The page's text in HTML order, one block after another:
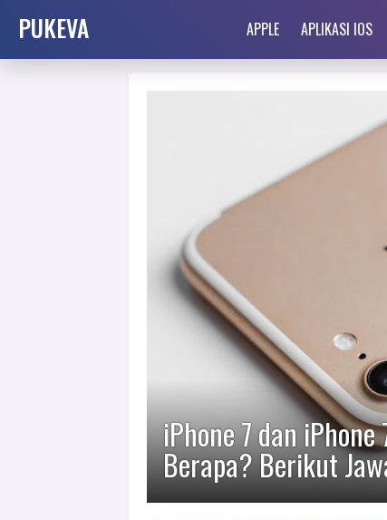
PUKEVA APPLE APLIKASI IOS
iPhone 7 dan
Berapa? Berikut